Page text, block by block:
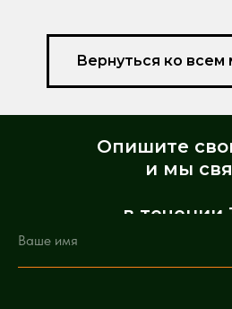
Вернуться ко всем
Опишите
и мы
в течении